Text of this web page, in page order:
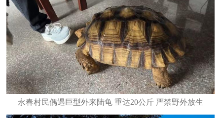
永春村民偶遇巨型外来陆龟 重达20公斤 严禁野外放生